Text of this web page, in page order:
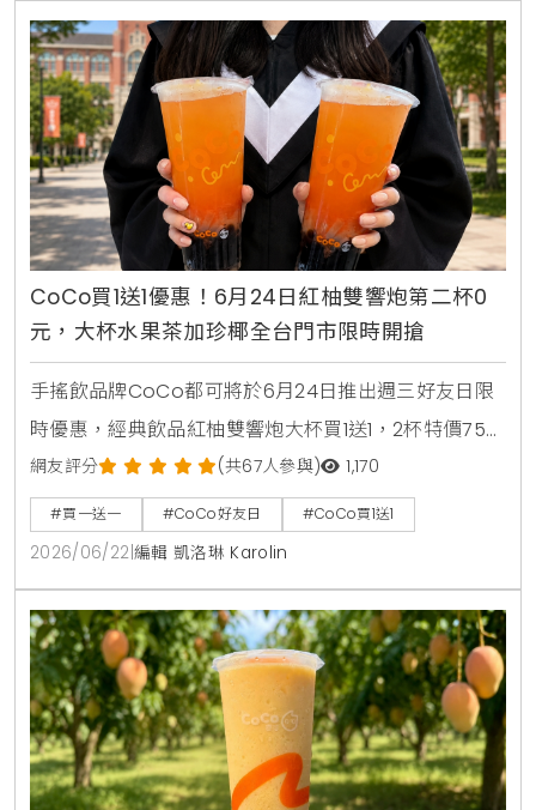
CoCo買1送1優惠！6月24日紅柚雙響炮第二杯0
元，大杯水果茶加珍椰全台門市限時開搶
手搖飲品牌CoCo都可將於6月24日推出週三好友日限
時優惠，經典飲品紅柚雙響炮大杯買1送1，2杯特價75
元。消費者透過官方LINE帳號領取優惠券，即可在線上
點餐平台享有第二杯0元優惠，每人限領2張。
網友評分 (共67人參與) 1,170
#買一送一 #CoCo好友日 #CoCo買1送1
2026/06/22 編輯 凱洛琳 Karolin